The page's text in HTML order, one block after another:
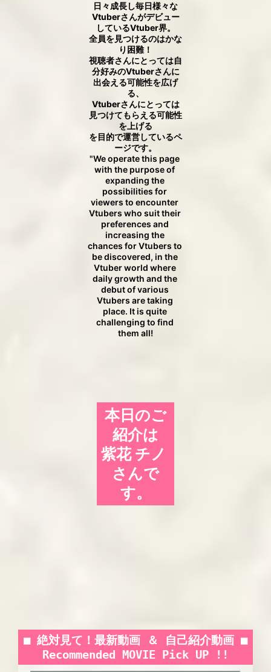
日々成長し毎日様々な
Vtuberさんがデビュー
しているVtuber界。
全員を見つけるのはかな
り困難！
視聴者さんにとっては自
分好みのVtuberさんに
出会える可能性を広げ
る、
Vtuberさんにとっては
見つけてもらえる可能性
を上げる
を目的で運営しているペ
ージです。
"We operate this page
with the purpose of
expanding the
possibilities for
viewers to encounter
Vtubers who suit their
preferences and
increasing the
chances for Vtubers to
be discovered, in the
Vtuber world where
daily growth and the
debut of various
Vtubers are taking
place. It is quite
challenging to find
them all!
本日のご
紹介は
紫花 チノ
さんで
す。
■ 絶対見て！最新動画 ＆ 自己紹介動画 ■
Recommended MOVIE Pick UP !!